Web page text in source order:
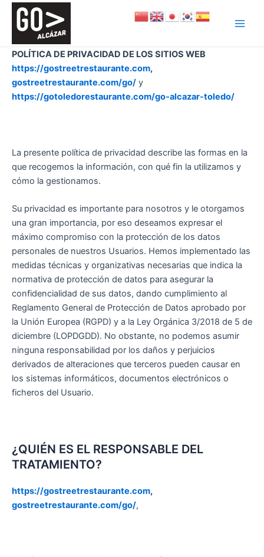
contenido
POLÍTICA DE PRIVACIDAD DE LOS SITIOS WEB
https://gostreetrestaurante.com,
gostreetrestaurante.com/go/ y
https://gotoledorestaurante.com/go-alcazar-toledo/
La presente política de privacidad describe las formas en la
que recogemos la información, con qué fin la utilizamos y
cómo la gestionamos.
Su privacidad es importante para nosotros y le otorgamos
una gran importancia, por eso deseamos expresar el
máximo compromiso con la protección de los datos
personales de nuestros Usuarios. Hemos implementado las
medidas técnicas y organizativas necesarias que indica la
normativa de protección de datos para asegurar la
confidencialidad de sus datos, dando cumplimiento al
Reglamento General de Protección de Datos aprobado por
la Unión Europea (RGPD) y a la Ley Orgánica 3/2018 de 5 de
diciembre (LOPDGDD). No obstante, no podemos asumir
ninguna responsabilidad por los daños y perjuicios
derivados de alteraciones que terceros pueden causar en
los sistemas informáticos, documentos electrónicos o
ficheros del Usuario.
¿QUIÉN ES EL RESPONSABLE DEL
TRATAMIENTO?
https://gostreetrestaurante.com,
gostreetrestaurante.com/go/,